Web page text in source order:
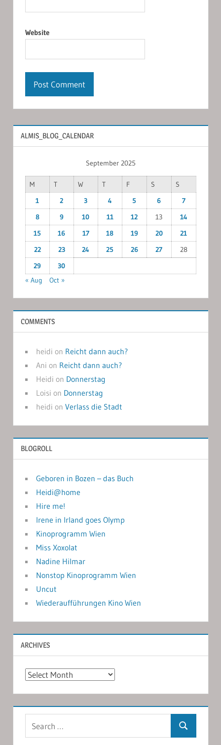
Website
ALMIS_BLOG_CALENDAR
September 2025
M T W T F S
S
1
2 3 4 5 6
7
8
9 10 11 12 13
14
15
16 17 18 19 20
21
22
23 24 25 26 27
28
29
30
« Aug
Oct »
COMMENTS
heidi on Reicht dann auch?
Ani on Reicht dann auch?
Heidi on Donnerstag
Loisi on Donnerstag
heidi on Verlass die Stadt
BLOGROLL
Geboren in Bozen – das Buch
Heidi@home
Hire me!
Irene in Irland goes Olymp
Kinoprogramm Wien
Miss Xoxolat
Nadine Hilmar
Nonstop Kinoprogramm Wien
Uncut
Wiederaufführungen Kino Wien
ARCHIVES
Archives
Search